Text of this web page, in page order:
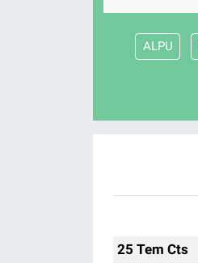
ALPU
25 Tem Cts